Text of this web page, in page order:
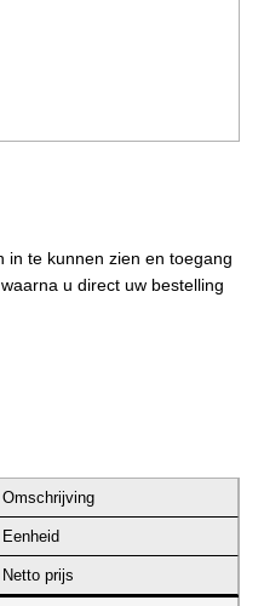
in te kunnen zien en toegang
u direct uw bestelling
Omschrijving
Eenheid
Netto prijs